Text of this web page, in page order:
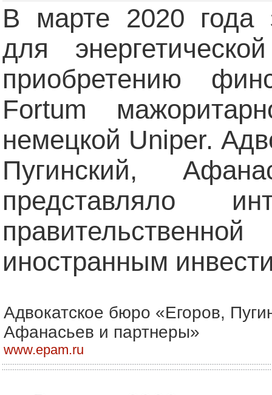
В марте 2020 года
для
приобретению
Fortum
немецкой Uniper.
Пугинский,
представляло
иностранным
Адвокатское бюро «Егоров,
Афанасьев и партнеры»
www.epam.ru